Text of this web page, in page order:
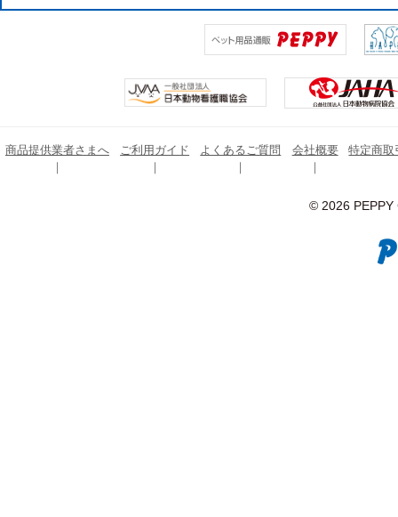
商品提供業者さまへ ご利用ガイド よくあるご質問 会社概要 特定商取
© 2026 PEPPY